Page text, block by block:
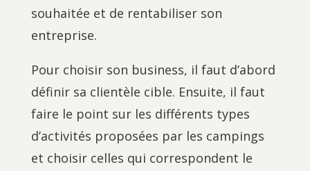
souhaitée et de rentabiliser son
entreprise.
Pour choisir son business, il faut d’abord
définir sa clientèle cible. Ensuite, il faut
faire le point sur les différents types
d’activités proposées par les campings
et choisir celles qui correspondent le